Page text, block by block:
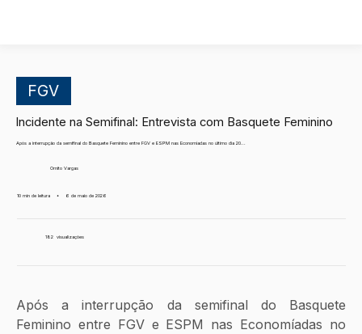
FGV
Incidente na Semifinal: Entrevista com Basquete Feminino
Após a interrupção da semifinal do Basquete Feminino entre FGV e ESPM nas Economíadas no último dia 20...
Ornito Vargas
10 min de leitura • 6 de maio de 2026
182 visualizações
Após a interrupção da semifinal do Basquete
Feminino entre FGV e ESPM nas Economíadas no